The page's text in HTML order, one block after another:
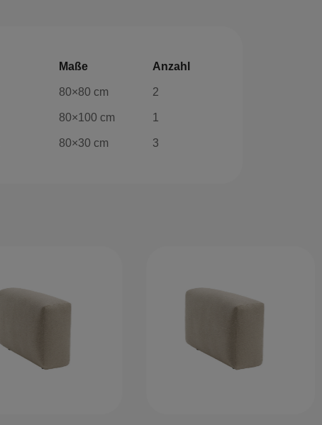
Maße Anzahl
80×80 cm 2
80×100 cm 1
80×30 cm 3